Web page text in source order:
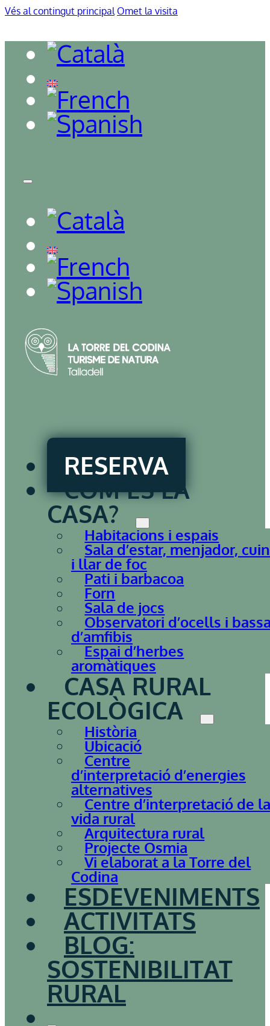
Vés al contingut principal Omet la visita
RESERVA
COM ÉS LA
CASA?
Habitacions i espais
Sala d’estar, menjador,
i llar de foc
Pati i barbacoa
Forn
Sala de jocs
Observatori d’ocells i
d’amfibis
Espai d’herbes
aromàtiques
CASA RURAL
ECOLÒGICA
Història
Ubicació
Centre
d’interpretació d’energies
alternatives
Centre d’interpretació de
vida rural
Arquitectura rural
Projecte Osmia
Vi elaborat a la Torre del
Codina
ESDEVENIMENTS
ACTIVITATS
BLOG:
SOSTENIBILITAT
RURAL